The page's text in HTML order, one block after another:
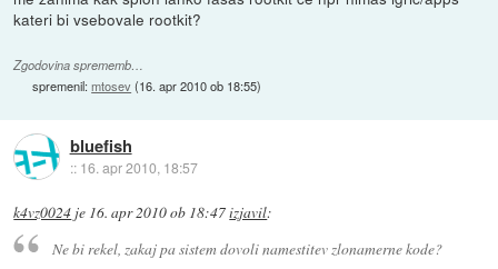
kateri bi vsebovale rootkit?
Zgodovina sprememb…
spremenil:mtosev(16. apr 2010 ob 18:55)
bluefish
:: 16. apr 2010, 18:57
k4vz0024 je 16. apr 2010 ob 18:47izjavil:
Ne bi rekel, zakaj pa sistem dovoli namestitev zlonamerne kode?